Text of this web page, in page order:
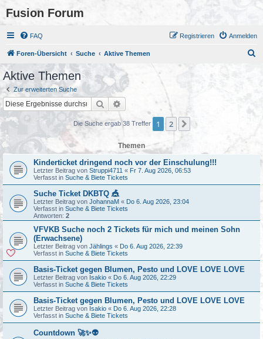
Fusion Forum
FAQ Anmelden
Registrieren
Foren-Übersicht Suche Aktive Themen
Aktive Themen
Zur erweiterten Suche
Suche Erweiterte Suche
Die Suche ergab 38 Treffer 1 2 Nächste
Themen
Kinderticket dringend noch vor der Einschulung!!!
Letzter Beitrag von Struppi4711 « Fr 7. Aug 2026, 06:53
Verfasst in Suche & Biete Tickets
Suche Ticket DKBTQ 🎪
Letzter Beitrag von JohannaM « Do 6. Aug 2026, 23:04
Verfasst in Suche & Biete Tickets
Antworten: 2
VFVKB Suche noch 2 Tickets für mich und meinen Sohn
(Erwachsene)
Letzter Beitrag von Jählings « Do 6. Aug 2026, 22:39
Verfasst in Suche & Biete Tickets
Basis-Ticket gegen Blumen, Pesto und LOVE LOVE LOVE
Letzter Beitrag von Isakio « Do 6. Aug 2026, 22:29
Verfasst in Suche & Biete Tickets
Basis-Ticket gegen Blumen, Pesto und LOVE LOVE LOVE
Letzter Beitrag von Isakio « Do 6. Aug 2026, 22:28
Verfasst in Suche & Biete Tickets
Countdown 🚀✨👽